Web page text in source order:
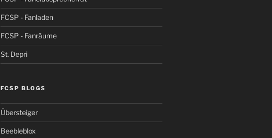
FCSP - Fanladen
FCSP - Fanräume
St. Depri
FCSP BLOGS
Übersteiger
Beebleblox